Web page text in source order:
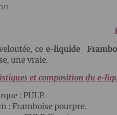
cee-liquide
une vraie.
et composition du e-
: PULP.
: Framboise pourpre.